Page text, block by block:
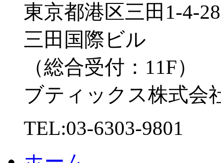
東京都港区三田1-4-28
三田国際ビル
（総合受付：11F）
ブティックス株式会
TEL:03-6303-9801